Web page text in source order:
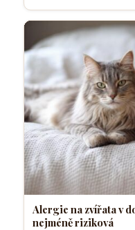
Alergie na zvířata v
nejméně riziková